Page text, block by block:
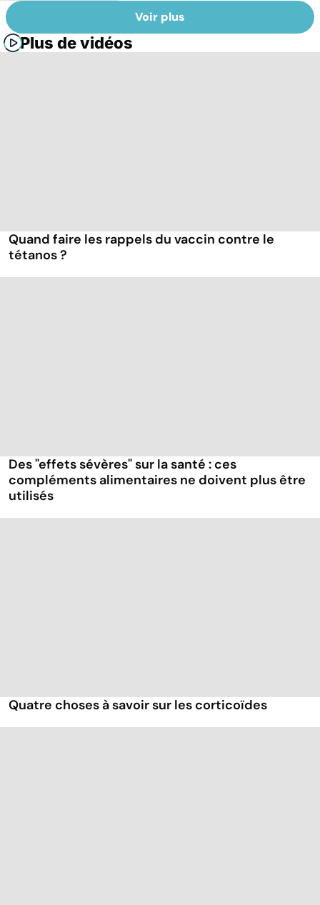
Voir plus
Plus de vidéos
Quand faire les rappels du vaccin contre le
tétanos ?
Des "effets sévères" sur la santé : ces
compléments alimentaires ne doivent plus être
utilisés
Quatre choses à savoir sur les corticoïdes